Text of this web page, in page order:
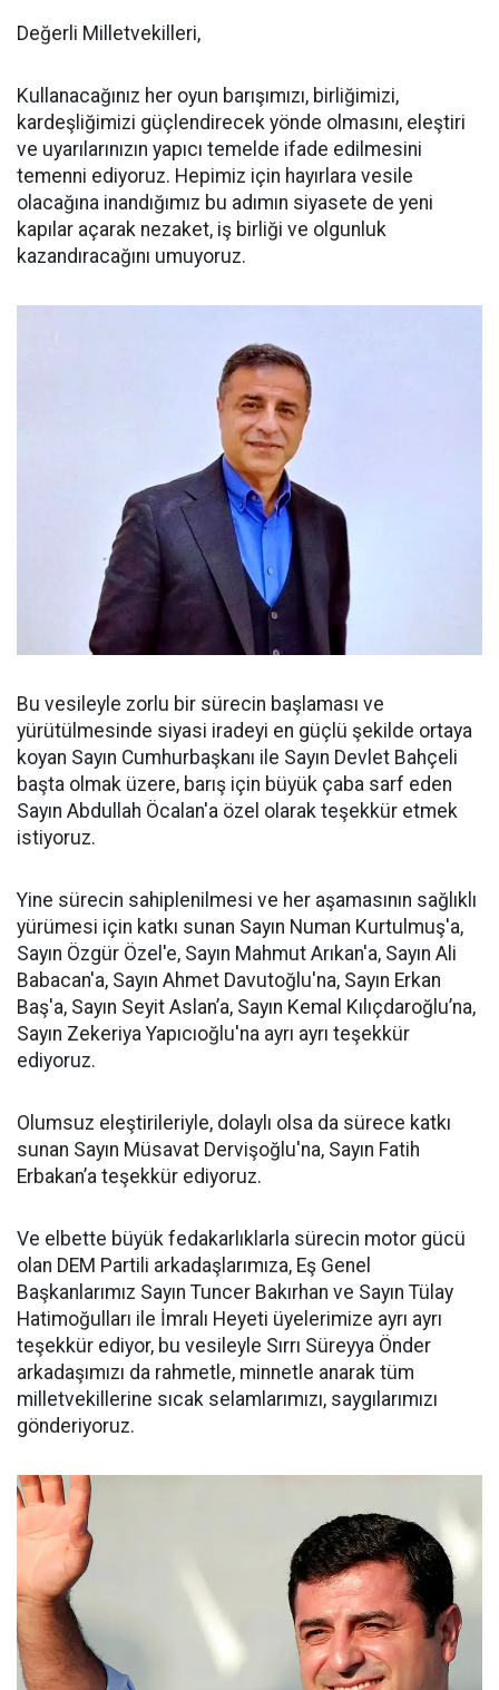
Değerli Milletvekilleri,
Kullanacağınız her oyun barışımızı, birliğimizi,
kardeşliğimizi güçlendirecek yönde olmasını, eleştiri
ve uyarılarınızın yapıcı temelde ifade edilmesini
temenni ediyoruz. Hepimiz için hayırlara vesile
olacağına inandığımız bu adımın siyasete de yeni
kapılar açarak nezaket, iş birliği ve olgunluk
kazandıracağını umuyoruz.
Bu vesileyle zorlu bir sürecin başlaması ve
yürütülmesinde siyasi iradeyi en güçlü şekilde ortaya
koyan Sayın Cumhurbaşkanı ile Sayın Devlet Bahçeli
başta olmak üzere, barış için büyük çaba sarf eden
Sayın Abdullah Öcalan'a özel olarak teşekkür etmek
istiyoruz.
Yine sürecin sahiplenilmesi ve her aşamasının sağlıklı
yürümesi için katkı sunan Sayın Numan Kurtulmuş'a,
Sayın Özgür Özel'e, Sayın Mahmut Arıkan'a, Sayın Ali
Babacan'a, Sayın Ahmet Davutoğlu'na, Sayın Erkan
Baş'a, Sayın Seyit Aslan’a, Sayın Kemal Kılıçdaroğlu’na,
Sayın Zekeriya Yapıcıoğlu'na ayrı ayrı teşekkür
ediyoruz.
Olumsuz eleştirileriyle, dolaylı olsa da sürece katkı
sunan Sayın Müsavat Dervişoğlu'na, Sayın Fatih
Erbakan’a teşekkür ediyoruz.
Ve elbette büyük fedakarlıklarla sürecin motor gücü
olan DEM Partili arkadaşlarımıza, Eş Genel
Başkanlarımız Sayın Tuncer Bakırhan ve Sayın Tülay
Hatimoğulları ile İmralı Heyeti üyelerimize ayrı ayrı
teşekkür ediyor, bu vesileyle Sırrı Süreyya Önder
arkadaşımızı da rahmetle, minnetle anarak tüm
milletvekillerine sıcak selamlarımızı, saygılarımızı
gönderiyoruz.